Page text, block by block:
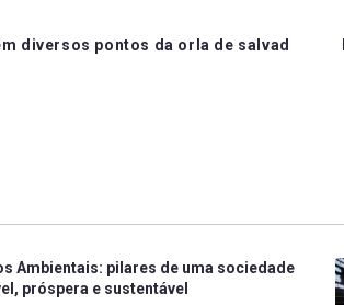
diversos pontos da orla de salvad
Ambientais: pilares de uma sociedade
próspera e sustentável